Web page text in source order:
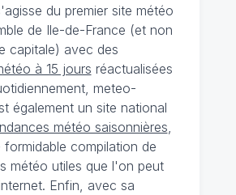
du premier site météo
de Ile-de-France (et non
capitale) avec des
à 15 jours réactualisées
meteo-
également un site national
météo saisonnières
formidable compilation de
météo utiles que l'on peut
Enfin, avec sa